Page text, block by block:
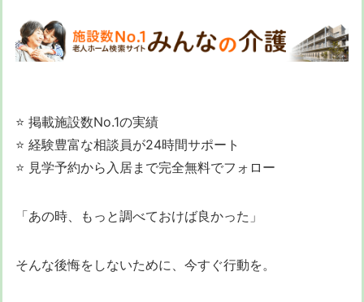
⭐ 掲載施設数No.1の実績
⭐ 経験豊富な相談員が24時間サポート
⭐ 見学予約から入居まで完全無料でフォロー
「あの時、もっと調べておけば良かった」
そんな後悔をしないために、今すぐ行動を。